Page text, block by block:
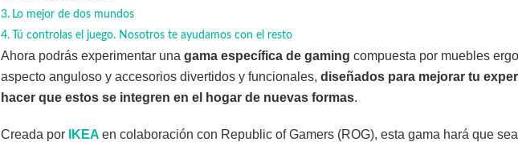
Lo mejor de dos mundos
Tú controlas el juego. Nosotros te ayudamos con el resto
Ahora podrás experimentar una gama específica de gaming compuesta por muebles
aspecto anguloso y accesorios divertidos y funcionales, diseñados para mejorar tu
hacer que estos se integren en el hogar de nuevas formas.
Creada por IKEA en colaboración con Republic of Gamers (ROG), esta gama hará que sea